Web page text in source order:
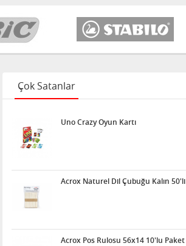
Çok Satanlar
Uno Crazy Oyun Kartı
Acrox Naturel Dil Çubuğu Kalın 50'li
Acrox Pos Rulosu 56x14 10'lu Paket